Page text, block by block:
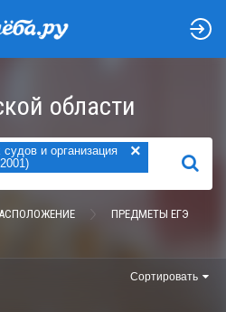
области
и организация
×
НАЙТИ
ПРЕДМЕТЫ ЕГЭ
Сортировать